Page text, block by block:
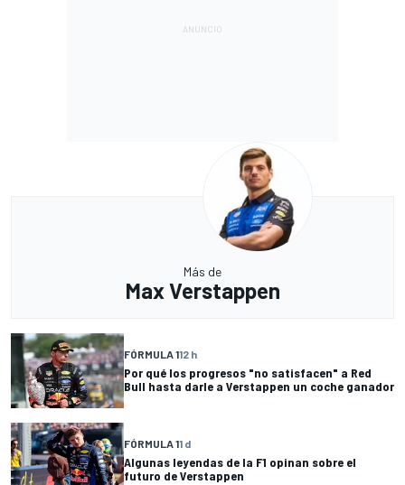
Más de
Max Verstappen
FÓRMULA 112 h
Por qué los progresos "no satisfacen" a Red
Bull hasta darle a Verstappen un coche ganador
FÓRMULA 11 d
Algunas leyendas de la F1 opinan sobre el
futuro de Verstappen